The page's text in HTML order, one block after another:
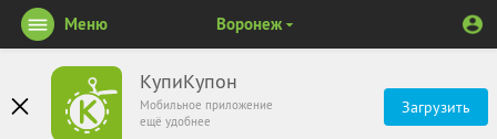
КупиКупон
Мобильное приложение
ещё удобнее
Загрузить
Меню Воронеж